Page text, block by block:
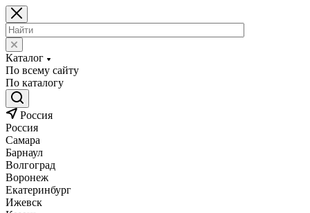
Каталог
По всему сайту
По каталогу
Россия
Россия
Самара
Барнаул
Волгоград
Воронеж
Екатеринбург
Ижевск